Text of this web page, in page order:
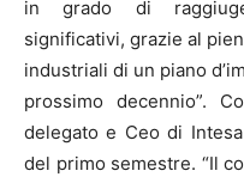
in grado di
significativi, grazie al
industriali di un piano
prossimo decennio”.
delegato e Ceo di
del primo semestre. “Il